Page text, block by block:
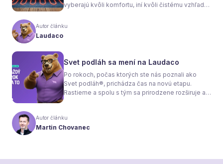
vyberajú kvôli komfortu, iní kvôli čistému vzhľadu
nielen na pocit tepla v miestnosti, ale aj na
spotrebu energie a celkové fungovanie kúrenia.
Autor článku
Laudaco
Svet podláh sa mení na Laudaco
Po rokoch, počas ktorých ste nás poznali ako
Svet podláh®, prichádza čas na novú etapu.
Rastieme a spolu s tým sa prirodzene rozširuje aj
vizuálnou identitou. Naším cieľom je, aby každý
váš krok stál za to.
Autor článku
Martin Chovanec